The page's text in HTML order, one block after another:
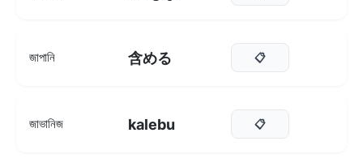
জাপানি 含める 📋
জাভানিজ kalebu 📋